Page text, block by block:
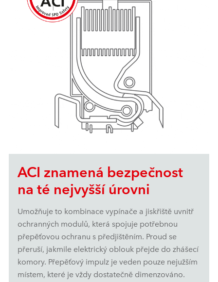
ACI znamená bezpečnost
na té nejvyšší úrovni
Umožňuje to kombinace vypínače a jiskřiště uvnitř
ochranných modulů, která spojuje potřebnou
přepěťovou ochranu s předjištěním. Proud se
přeruší, jakmile elektrický oblouk přejde do zhášecí
komory. Přepěťový impulz je veden pouze nejužším
místem, které je vždy dostatečně dimenzováno.